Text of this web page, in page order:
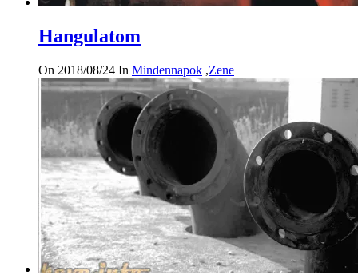
Hangulatom
On 2018/08/24 In Mindennapok ,Zene